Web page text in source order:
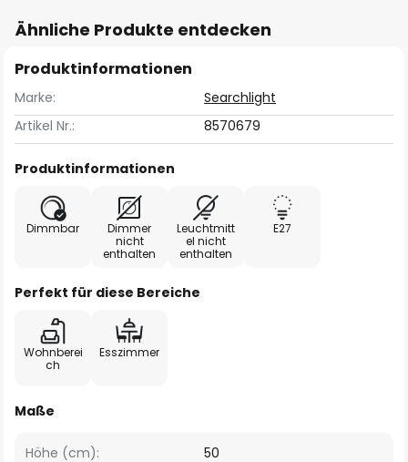
Ähnliche Produkte entdecken
Produktinformationen
Marke:
Searchlight
Artikel Nr.:
8570679
Produktinformationen
Dimmbar
Dimmer
nicht
enthalten
Leuchtmitt
el nicht
enthalten
E27
Perfekt für diese Bereiche
Wohnberei
ch
Esszimmer
Maße
Höhe (cm): 50